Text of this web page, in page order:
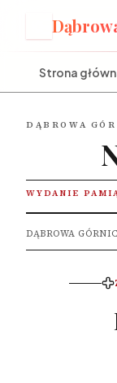
Strona
DĄBROWA
WYDANIE
DĄBROWA